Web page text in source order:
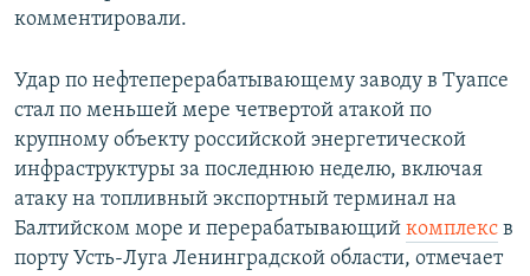
комментировали.
Удар по нефтеперерабатывающему заводу в Туапсе
стал по меньшей мере четвертой атакой по
крупному объекту российской энергетической
инфраструктуры за последнюю неделю, включая
атаку на топливный экспортный терминал на
Балтийском море и перерабатывающий комплекс в
порту Усть-Луга Ленинградской области, отмечает